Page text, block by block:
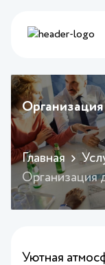
Главная
Организация
Уютная